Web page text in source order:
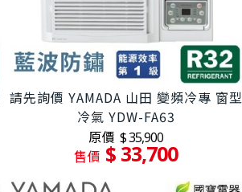
請先詢價 YAMADA 山田 變頻冷專 窗型
冷氣 YDW-FA63
原價 $ 35,900
售價 $ 33,700